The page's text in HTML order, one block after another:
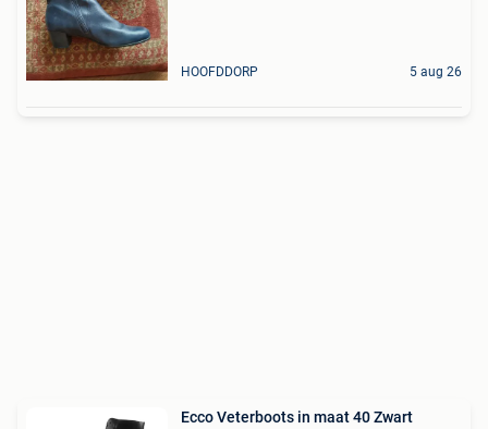
HOOFDDORP 5 aug 26
Ecco Veterboots in maat 40 Zwart